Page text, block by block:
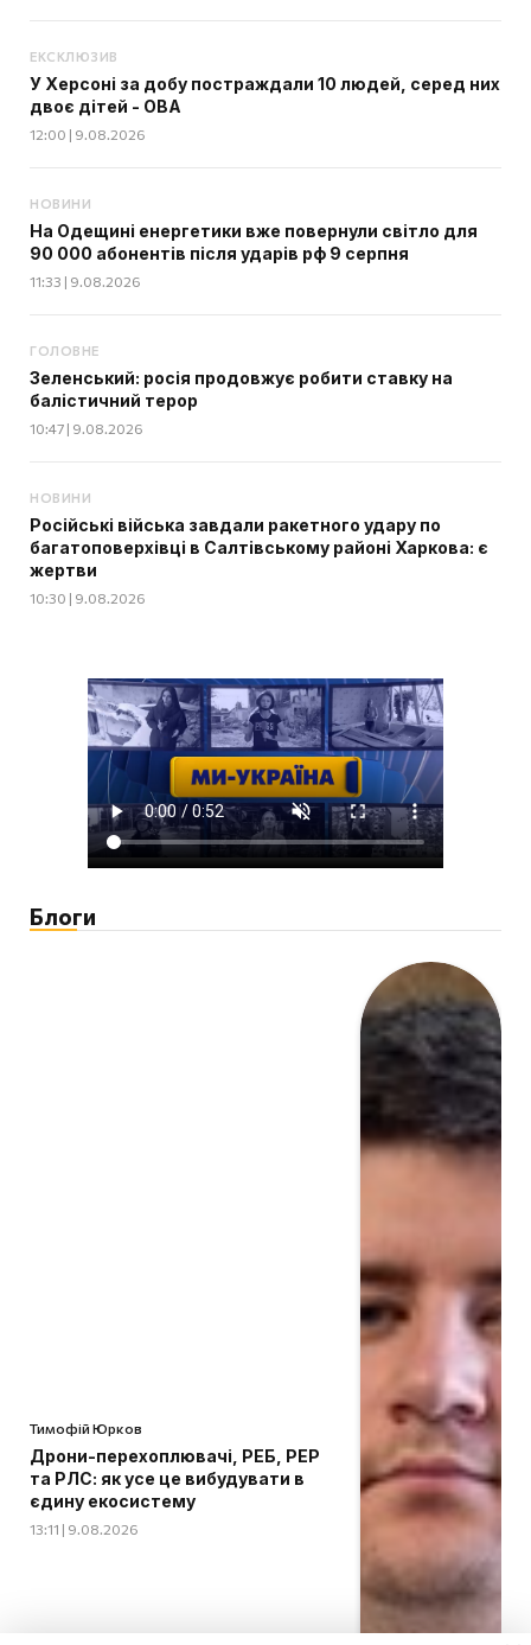
ЕКСКЛЮЗИВ
У Херсоні за добу постраждали 10 людей, серед них
двоє дітей - ОВА
12:00 | 9.08.2026
НОВИНИ
На Одещині енергетики вже повернули світло для
90 000 абонентів після ударів рф 9 серпня
11:33 | 9.08.2026
ГОЛОВНЕ
Зеленський: росія продовжує робити ставку на
балістичний терор
10:47 | 9.08.2026
НОВИНИ
Російські війська завдали ракетного удару по
багатоповерхівці в Салтівському районі Харкова: є
жертви
10:30 | 9.08.2026
Блоги
Тимофій Юрков
Дрони-перехоплювачі, РЕБ, РЕР
та РЛС: як усе це вибудувати в
єдину екосистему
13:11 | 9.08.2026